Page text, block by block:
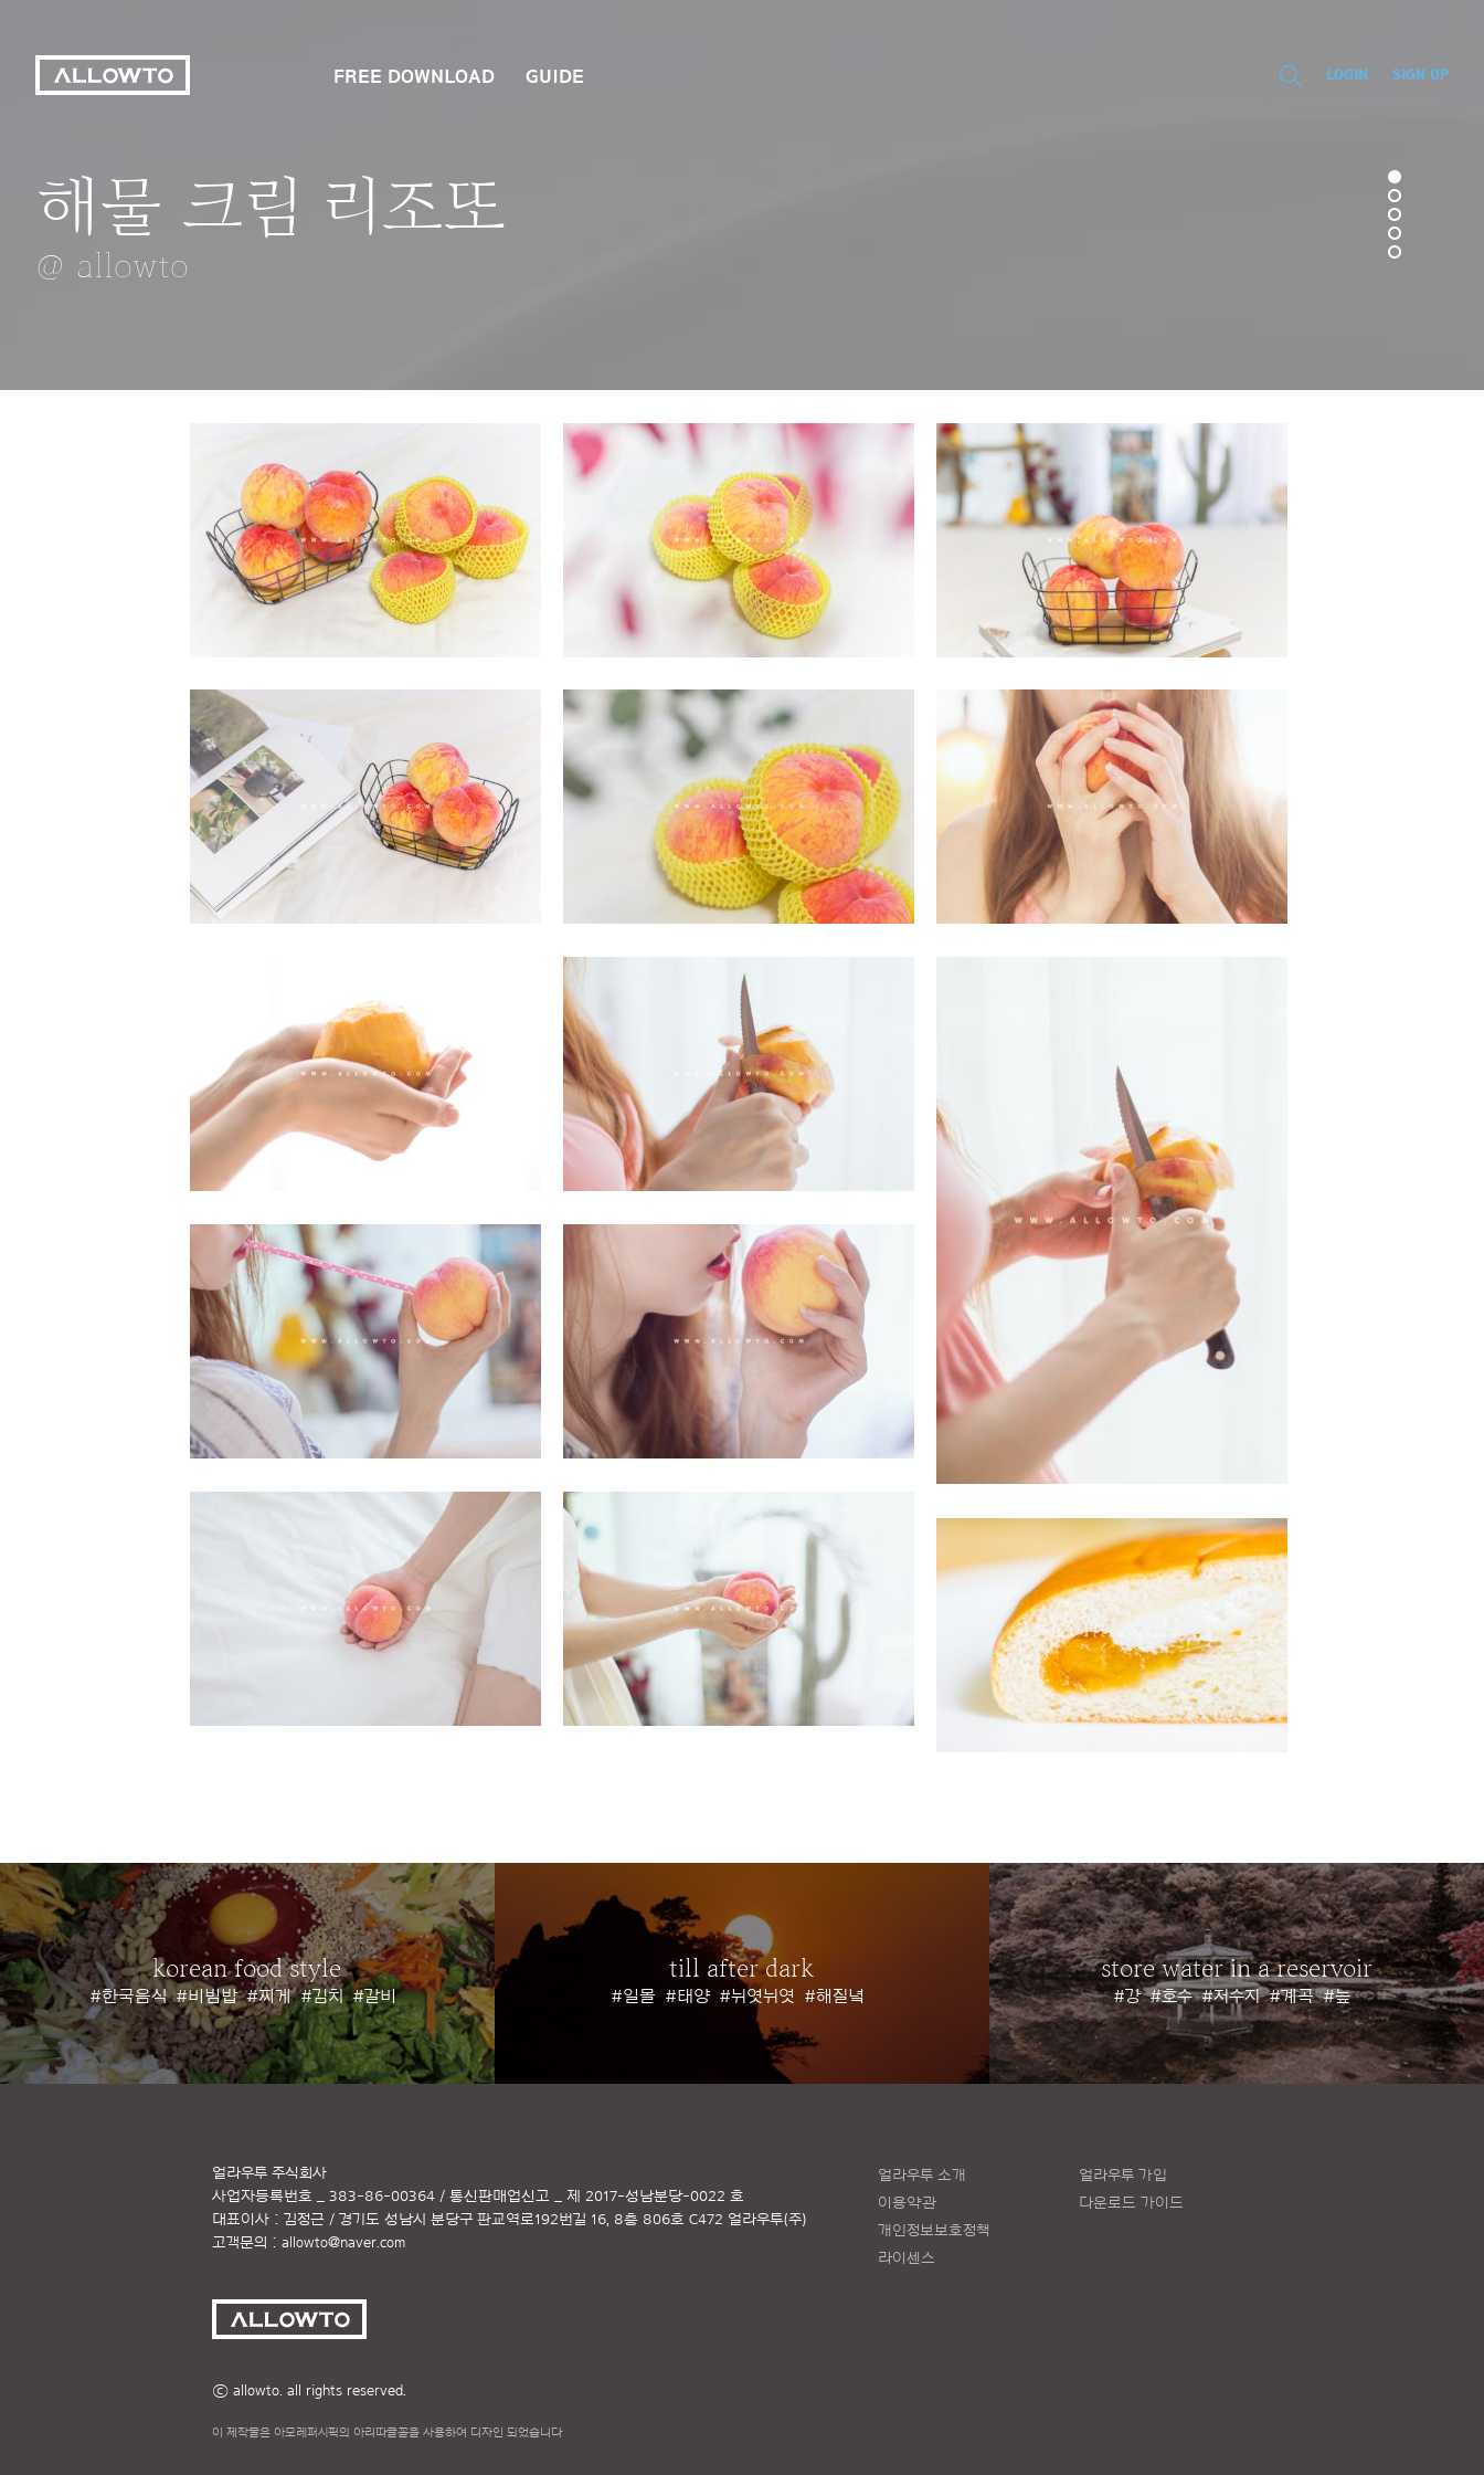
FREE DOWNLOAD GUIDE LOGIN SIGN UP
해물 크림 리조또
@ allowto
크리스마스 트리
@ allowto
틈으로 보는 도시
@ allowto
숲길
@ allowto
수양벚꽃
@ allowto
korean food style
#한국음식 #비빔밥 #찌게 #김치 #갈비
till after dark
#일몰 #태양 #뉘엿뉘엿 #해질녘
store water in a reservoir
#강 #호수 #저수지 #계곡 #늪
얼라우투 소개
이용약관
개인정보보호정책
라이센스
얼라우투 가입
다운로드 가이드
얼라우투 주식회사
사업자등록번호 _ 383-86-00364 / 통신판매업신고 _ 제 2017-성남분당-0022 호
대표이사 : 김정근 / 경기도 성남시 분당구 판교역로192번길 16, 8층 806호 C472 얼라우투(주)
고객문의 : allowto@naver.com
ⓒ allowto. all rights reserved.
이 제작물은 아모레퍼시픽의 아리따글꼴을 사용하여 디자인 되었습니다